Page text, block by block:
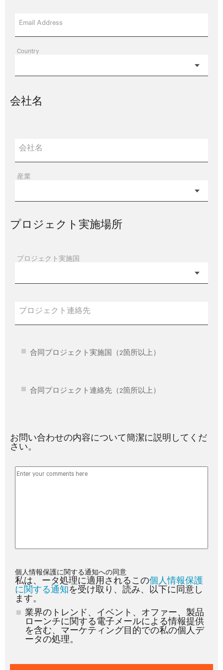
Email Address
Country
会社名
会社名
産業
プロジェクト実施場所
プロジェクト実施国
プロジェクト連絡先
合同プロジェクト実施国（2箇所以上）
合同プロジェクト連絡先（2箇所以上）
お問い合わせの内容について簡潔に説明してくだ
さい。
個人情報保護に関する通知への同意
私は、ータ処理に適用されるこの個人情報保護
に関する通知を受け取り、読み、以下に同意し
ます。
業界のトレンド、イベント、オファー、製品
ローンチに関する電子メールによる情報提供
を含む、マーケティング目的での私の個人デ
ータの処理。